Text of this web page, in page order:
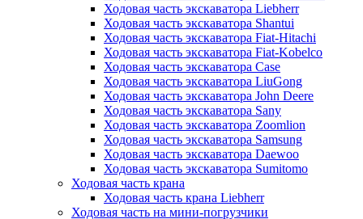
Ходовая часть экскаватора Liebherr
Ходовая часть экскаватора Shantui
Ходовая часть экскаватора Fiat-Hitachi
Ходовая часть экскаватора Fiat-Kobelco
Ходовая часть экскаватора Case
Ходовая часть экскаватора LiuGong
Ходовая часть экскаватора John Deere
Ходовая часть экскаватора Sany
Ходовая часть экскаватора Zoomlion
Ходовая часть экскаватора Samsung
Ходовая часть экскаватора Daewoo
Ходовая часть экскаватора Sumitomo
Ходовая часть крана
Ходовая часть крана Liebherr
Ходовая часть на мини-погрузчики